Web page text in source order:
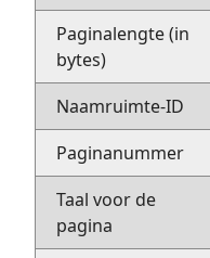
Paginalengte (in
bytes)
Naamruimte-ID
Paginanummer
Taal voor de
pagina